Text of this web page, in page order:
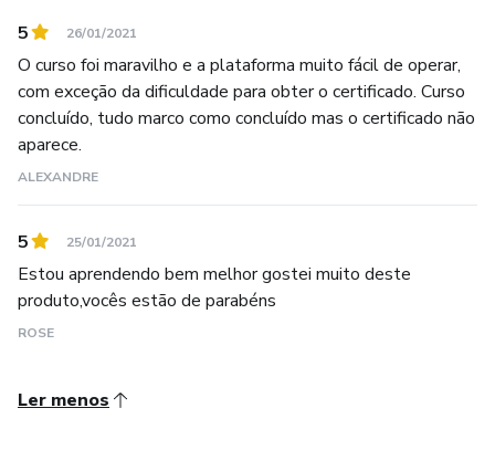
5 26/01/2021
O curso foi maravilho e a plataforma muito fácil de operar,
com exceção da dificuldade para obter o certificado. Curso
concluído, tudo marco como concluído mas o certificado não
aparece.
ALEXANDRE
5 25/01/2021
Estou aprendendo bem melhor gostei muito deste
produto,vocês estão de parabéns
ROSE
Ler menos